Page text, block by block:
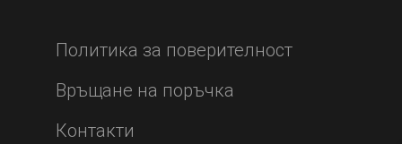
Политика за поверителност
Връщане на поръчка
Контакти